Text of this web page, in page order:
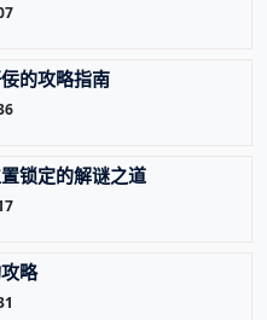
的攻略指南
锁定的解谜之道
略